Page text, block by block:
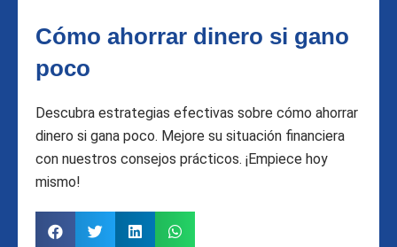
Cómo ahorrar dinero si gano
poco
Descubra estrategias efectivas sobre cómo ahorrar
dinero si gana poco. Mejore su situación financiera
con nuestros consejos prácticos. ¡Empiece hoy
mismo!